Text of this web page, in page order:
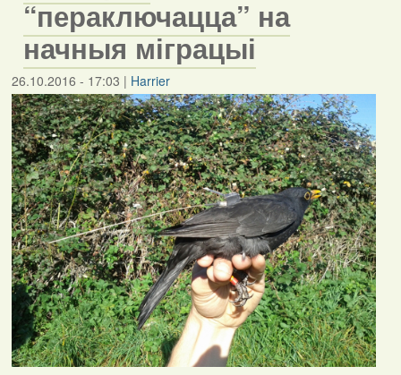
“пераключацца” на
начныя міграцыі
26.10.2016 - 17:03 | Harrier